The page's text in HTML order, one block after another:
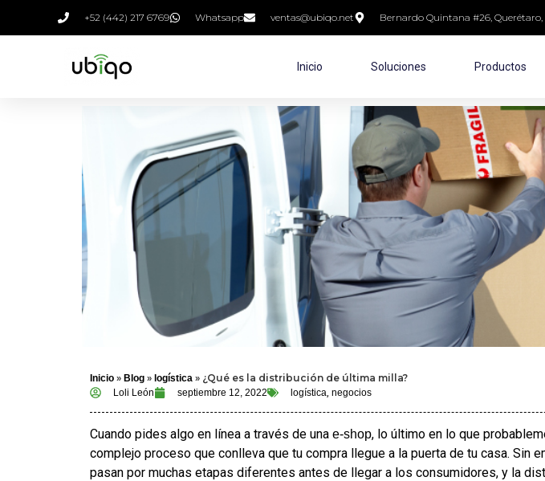
+52 (442) 217 6769 Whatsapp ventas@ubiqo.net Bernardo Quintana #26, Querétaro,
Inicio Soluciones Productos
Inicio » Blog » logística » ¿Qué es la distribución de última milla?
Loli León septiembre 12, 2022 logística, negocios
Cuando pides algo en línea a través de una e-shop, lo último en lo que
complejo proceso que conlleva que tu compra llegue a la puerta de tu casa. Sin
pasan por muchas etapas diferentes antes de llegar a los consumidores, y la